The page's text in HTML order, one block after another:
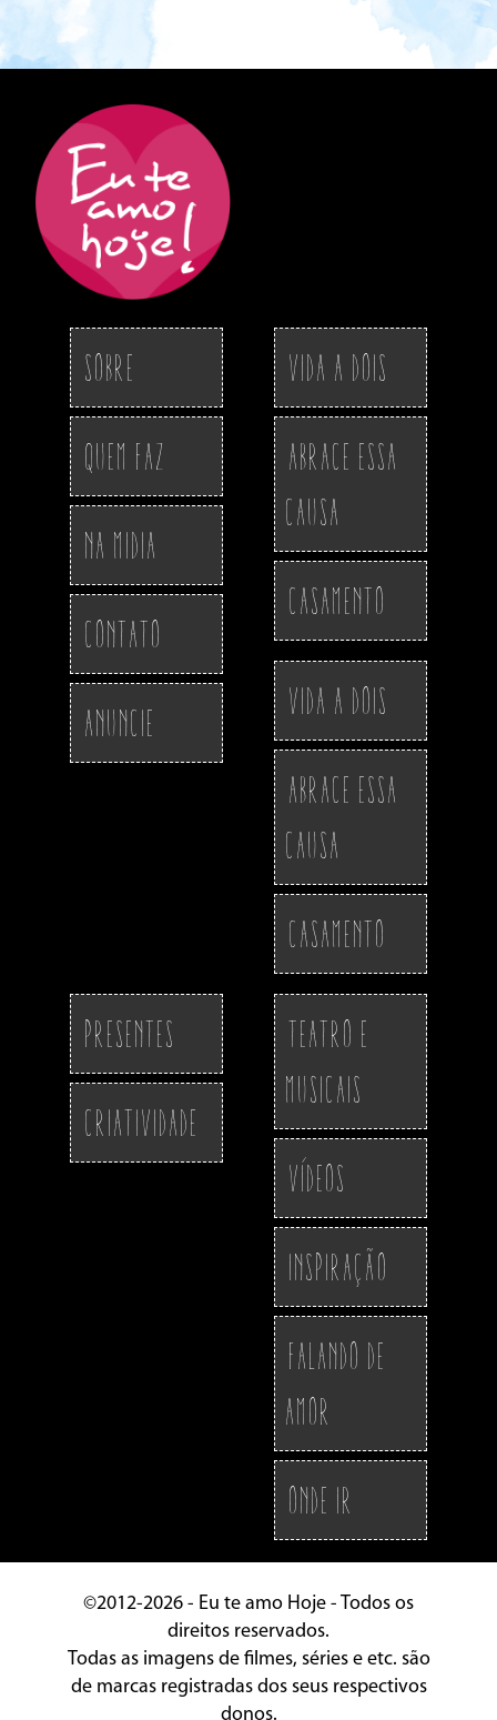
Sobre
Quem Faz
Na Midia
Contato
Anuncie
Vida a Dois
Abrace essa
Causa
Casamento
Vida a Dois
Abrace essa
Causa
Casamento
Presentes
Criatividade
Teatro e
Musicais
Vídeos
Inspiração
Falando de
Amor
Onde ir
©2012-2026 - Eu te amo Hoje - Todos os
direitos reservados.
Todas as imagens de filmes, séries e etc. são
de marcas registradas dos seus respectivos
donos.